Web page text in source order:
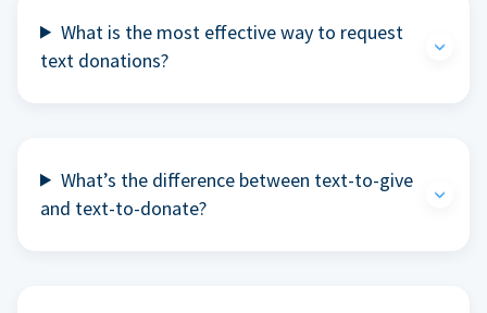
What is the most effective way to request
text donations?
What’s the difference between text-to-give
and text-to-donate?